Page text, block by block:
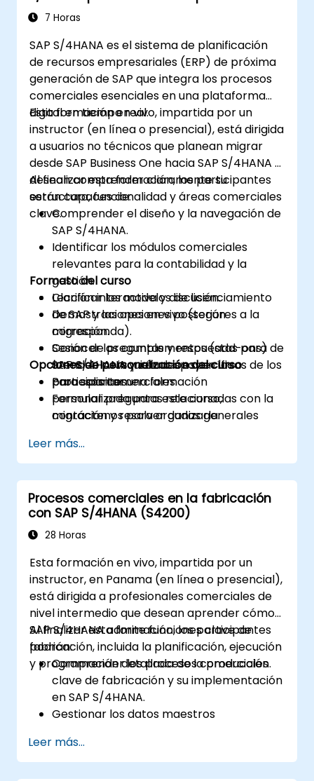
SAP IBP.
7 Horas
SAP S/4HANA es el sistema de planificación
de recursos empresariales (ERP) de próxima
generación de SAP que integra los procesos
comerciales esenciales en una plataforma
digital en tiempo real.
Esta formación en vivo, impartida por un
instructor (en línea o presencial), está dirigida
a usuarios no técnicos que planean migrar
desde SAP Business One hacia SAP S/4HANA y
desean comprender claramente su
estructura, funcionalidad y áreas comerciales
clave.
Al finalizar esta formación, los participantes
serán capaces de:
Comprender el diseño y la navegación de
SAP S/4HANA.
Identificar los módulos comerciales
relevantes para la contabilidad y la
gestión.
Clarificar los modelos de licenciamiento
de SAP y las opciones posteriores a la
migración.
Conocer los complementos (add-ons) de
SAP S/4HANA y cómo apoyan los
procesos comerciales.
Formular preguntas relacionadas con la
migración y resolver dudas generales
Formato del curso
Lección interactiva y discusión.
Demostraciones en vivo (según
corresponda).
Sesión de preguntas y respuestas para
atender las inquietudes específicas de los
participantes.
Opciones de personalización del curso
Para solicitar una formación
personalizada para este curso,
contáctenos para organizarla.
Leer más...
Procesos comerciales en la fabricación
con SAP S/4HANA (S4200)
28 Horas
Esta formación en vivo, impartida por un
instructor, en Panama (en línea o presencial),
está dirigida a profesionales comerciales de
nivel intermedio que desean aprender cómo
SAP S/4HANA admite funciones clave de
fabricación, incluida la planificación, ejecución
y programación detallada de la producción.
Al finalizar esta formación, los participantes
podrán:
Comprender los procesos comerciales
clave de fabricación y su implementación
en SAP S/4HANA.
Gestionar los datos maestros
listas de materiales (BOM), centros de
trabajo y versiones de producción.
Leer más...